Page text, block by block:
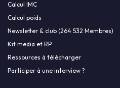
Calcul IMC
Calcul poids
Newsletter & club (264 532 Membres)
Kit media et RP
Ressources à télécharger
Participer à une interview ?